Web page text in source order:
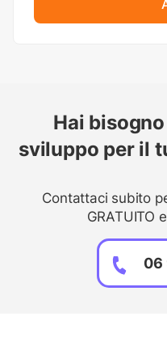
Hai
sviluppo per il
Contattaci subito
GRATUITO
06